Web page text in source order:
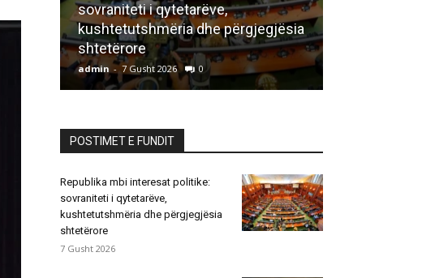
sovraniteti i qytetarëve,
kushtetutshmëria dhe përgjegjësia
shtetërore
admin - 7 Gusht 2026 0
POSTIMET E FUNDIT
Republika mbi interesat politike:
sovraniteti i qytetarëve,
kushtetutshmëria dhe përgjegjësia
shtetërore
7 Gusht 2026